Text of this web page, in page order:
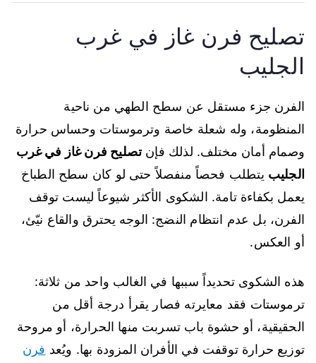
تصليح فرن غاز في غرب
الجليب
الفرن جزء مستقل عن سطح الطهي من ناحية
المنظومة، وله شعلة خاصة وترموستات وحساس حرارة
وصمام أمان مختلف. لذلك فإنتصليح فرن غاز في غرب
الجليب يتطلب فحصاً منفصلاً حتى لو كان سطح الطباخ
يعمل بكفاءة تامة. الشكوى الأكثر شيوعاً ليست توقف
الفرن، بل عدم انتظام النضج: الوجه يحترق والقاع نيّئ،
أو العكس.
هذه الشكوى تحديداً سببها في الغالب واحد من ثلاثة:
ترموستات فقد معايرته فصار يقرأ درجة أقل من
الحقيقية، أو حشوة باب تسربت منها الحرارة، أو مروحة
توزيع حرارة توقفت في الأفران المزودة بها. ويُعد فرن